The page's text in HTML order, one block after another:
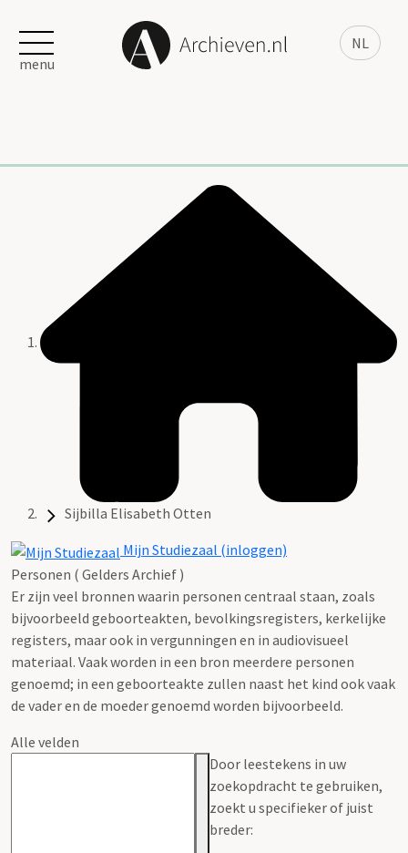
NL
menu
Sijbilla Elisabeth Otten
Mijn Studiezaal (inloggen)
Personen ( Gelders Archief )
Er zijn veel bronnen waarin personen centraal staan, zoals
bijvoorbeeld geboorteakten, bevolkingsregisters, kerkelijke
registers, maar ook in vergunningen en in audiovisueel
materiaal. Vaak worden in een bron meerdere personen
genoemd; in een geboorteakte zullen naast het kind ook vaak
de vader en de moeder genoemd worden bijvoorbeeld.
Alle velden
Door leestekens in uw
zoekopdracht te gebruiken,
zoekt u specifieker of juist
breder: